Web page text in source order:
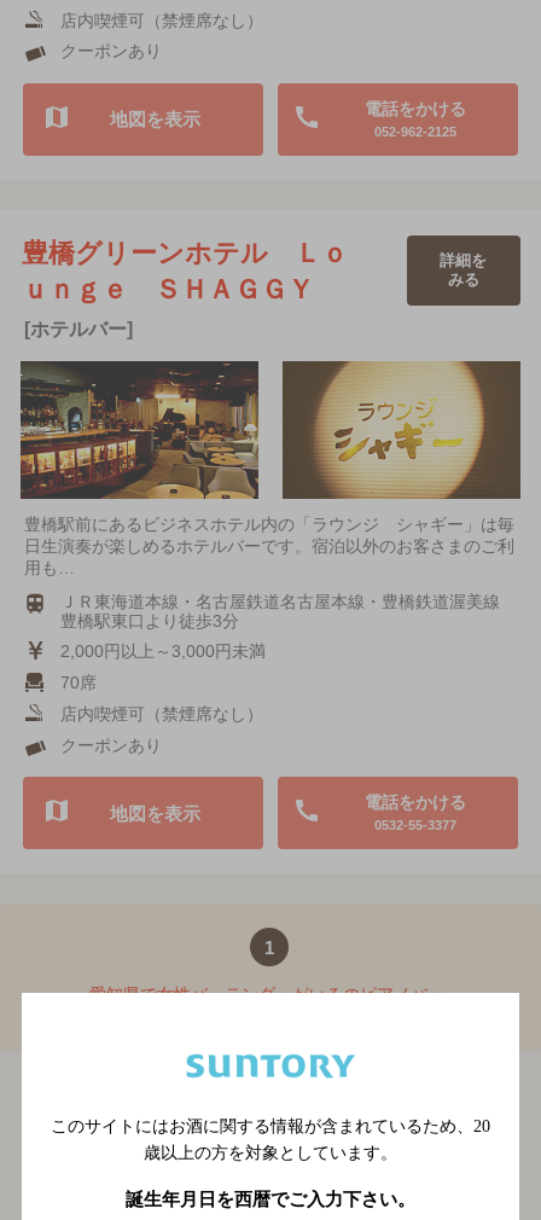
店内喫煙可（禁煙席なし）
クーポンあり
電話をかける
052-962-2125
地図を表示
豊橋グリーンホテル Ｌｏ
ｕｎｇｅ ＳＨＡＧＧＹ
[ホテルバー]
詳細を
みる
豊橋駅前にあるビジネスホテル内の「ラウンジ シャギー」は毎
日生演奏が楽しめるホテルバーです。宿泊以外のお客さまのご利
用も…
ＪＲ東海道本線・名古屋鉄道名古屋本線・豊橋鉄道渥美線
豊橋駅東口より徒歩3分
2,000円以上～3,000円未満
70席
店内喫煙可（禁煙席なし）
クーポンあり
電話をかける
0532-55-3377
地図を表示
1
愛知県で女性バーテンダーがいるのピアノバー
関連ページ
このサイトにはお酒に関する情報が含まれているため、 20
歳以上の方を対象としています。
誕生年月日を西暦でご入力下さい。